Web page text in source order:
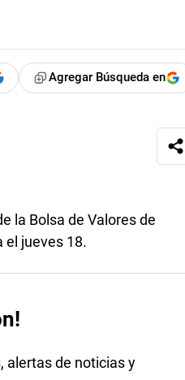
Agregar Búsqueda en
la Bolsa de Valores de
el jueves 18.
alertas de noticias y